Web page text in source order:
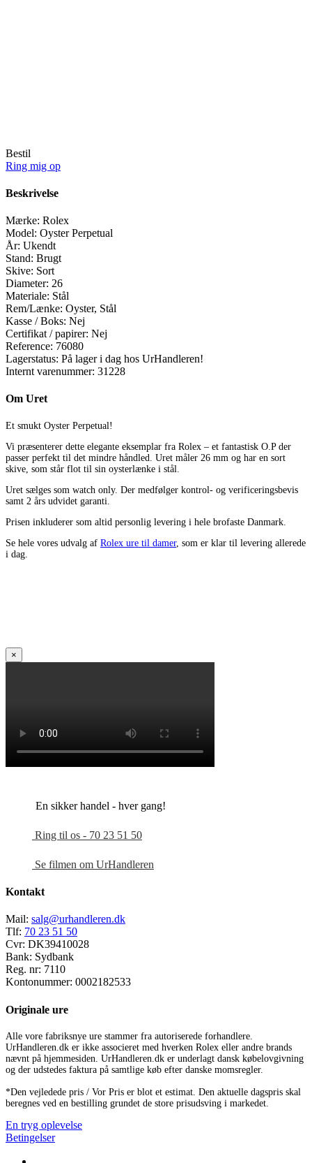
Bestil
Ring mig op
Beskrivelse
Mærke: Rolex
Model: Oyster Perpetual
År: Ukendt
Stand: Brugt
Skive: Sort
Diameter: 26
Materiale: Stål
Rem/Lænke: Oyster, Stål
Kasse / Boks: Nej
Certifikat / papirer: Nej
Reference: 76080
Lagerstatus: På lager i dag hos UrHandleren!
Internt varenummer: 31228
Om Uret
Et smukt Oyster Perpetual!
Vi præsenterer dette elegante eksemplar fra Rolex – et fantastisk O.P der
passer perfekt til det mindre håndled. Uret måler 26 mm og har en sort
skive, som står flot til sin oysterlænke i stål.
Uret sælges som watch only. Der medfølger kontrol- og verificeringsbevis
samt 2 års udvidet garanti.
Prisen inkluderer som altid personlig levering i hele brofaste Danmark.
Se hele vores udvalg af Rolex ure til damer, som er klar til levering allerede
i dag.
×
En sikker handel - hver gang!
Ring til os - 70 23 51 50
Se filmen om UrHandleren
Kontakt
Mail: salg@urhandleren.dk
Tlf: 70 23 51 50
Cvr: DK39410028
Bank: Sydbank
Reg. nr: 7110
Kontonummer: 0002182533
Originale ure
Alle vore fabriksnye ure stammer fra autoriserede forhandlere.
UrHandleren.dk er ikke associeret med hverken Rolex eller andre brands
nævnt på hjemmesiden. UrHandleren.dk er underlagt dansk købelovgivning
og der udstedes faktura på samtlige køb efter danske momsregler.
*Den vejledede pris / Vor Pris er blot et estimat. Den aktuelle dagspris skal
beregnes ved en bestilling grundet de store prisudsving i markedet.
En tryg oplevelse
Betingelser